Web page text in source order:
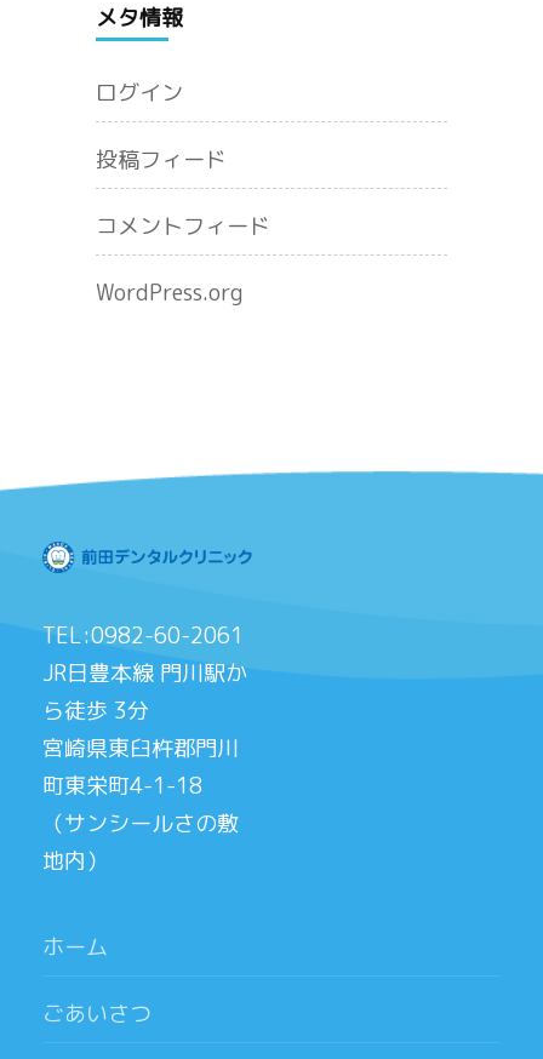
メタ情報
ログイン
投稿フィード
コメントフィード
WordPress.org
TEL:0982-60-2061
JR日豊本線 門川駅か
ら徒歩 3分
宮崎県東臼杵郡門川
町東栄町4-1-18
（サンシールさの敷
地内）
ホーム
ごあいさつ